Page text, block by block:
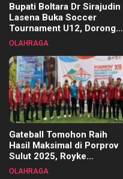
Bupati Boltara Dr Sirajudin
Lasena Buka Soccer
Tournament U12, Dorong
Pembinaan Merata di Setiap
OLAHRAGA
Gateball Tomohon Raih
Hasil Maksimal di Porprov
Sulut 2025, Royke
Tangkawarouw Ucapkan
OLAHRAGA